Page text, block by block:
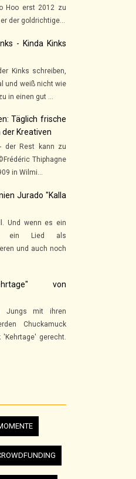
Hoo erst 2012 zu
der goldrichtige...
- Kinda Kinks
Kinks schreiben,
und weiß nicht wie
in einen gut ...
Täglich frische
Kreativen
der Rest kann zu
Thiphagne
in Wilmi...
Jurado "Kalla
Und wenn es ein
ein Lied als
und auch noch
von
Jungs mit ihren
Chuckamuck
gerecht.